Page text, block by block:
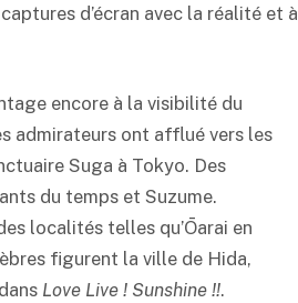
d’écran avec la réalité et à
encore à la visibilité du
admirateurs ont afflué vers les
Suga à Tokyo. Des
du temps et Suzume.
localités telles qu’Ōarai en
figurent la ville de Hida,
Love Live ! Sunshine !!.